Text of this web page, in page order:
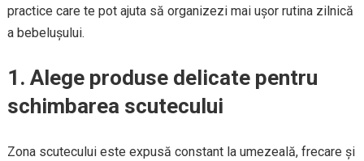
practice care te pot ajuta să organizezi mai ușor rutina zilnică
a bebelușului.
1. Alege produse delicate pentru
schimbarea scutecului
Zona scutecului este expusă constant la umezeală, frecare și